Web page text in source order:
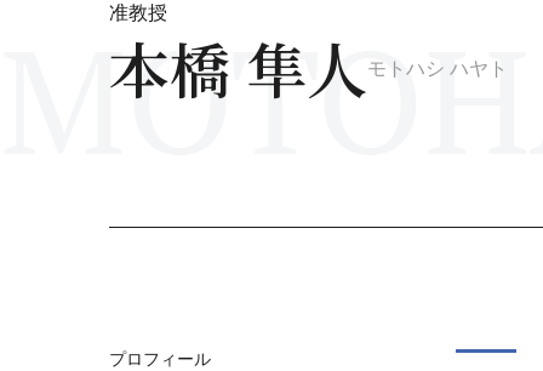
准教授
本橋 隼人モトハシ ハヤト
プロフィール